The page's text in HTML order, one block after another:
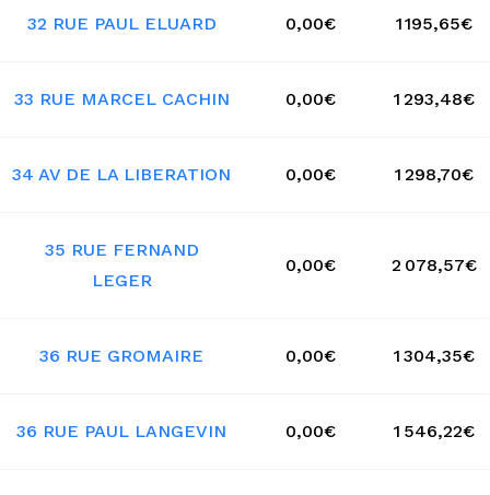
32 RUE PAUL ELUARD 0,00€ 1 195,65€
33 RUE MARCEL CACHIN 0,00€ 1 293,48€
34 AV DE LA LIBERATION 0,00€ 1 298,70€
35 RUE FERNAND
LEGER
0,00€ 2 078,57€
36 RUE GROMAIRE 0,00€ 1 304,35€
36 RUE PAUL LANGEVIN 0,00€ 1 546,22€